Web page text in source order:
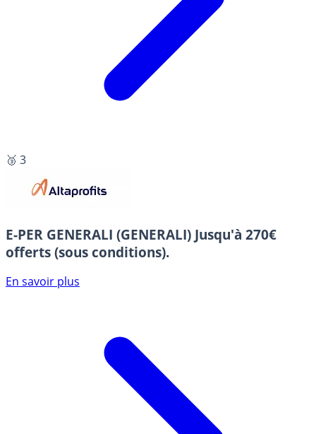
🥉 3
E-PER GENERALI (GENERALI) Jusqu'à 270€
offerts (sous conditions).
En savoir plus